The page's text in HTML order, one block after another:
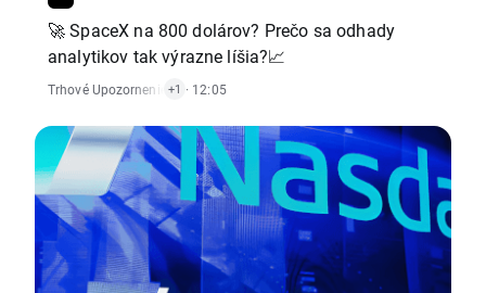
🚀 SpaceX na 800 dolárov? Prečo sa odhady
analytikov tak výrazne líšia?📈
Trhové Upozornenie ,Akciový Trh
+1 · 12:05